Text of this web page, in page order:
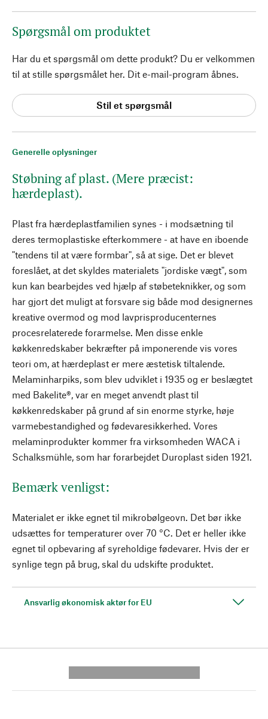
Generelle oplysninger
Støbning af plast. (Mere præcist:
hærdeplast).
Plast fra hærdeplastfamilien synes - i modsætning til
deres termoplastiske efterkommere - at have en iboende
"tendens til at være formbar", så at sige. Det er blevet
foreslået, at det skyldes materialets "jordiske vægt", som
kun kan bearbejdes ved hjælp af støbeteknikker, og som
har gjort det muligt at forsvare sig både mod designernes
kreative overmod og mod lavprisproducenternes
procesrelaterede forarmelse. Men disse enkle
køkkenredskaber bekræfter på imponerende vis vores
teori om, at hærdeplast er mere æstetisk tiltalende.
Melaminharpiks, som blev udviklet i 1935 og er beslægtet
med Bakelite®, var en meget anvendt plast til
køkkenredskaber på grund af sin enorme styrke, høje
varmebestandighed og fødevaresikkerhed. Vores
melaminprodukter kommer fra virksomheden WACA i
Schalksmühle, som har forarbejdet Duroplast siden 1921.
Bemærk venligst:
Materialet er ikke egnet til mikrobølgeovn. Det bør ikke
udsættes for temperaturer over 70 °C. Det er heller ikke
egnet til opbevaring af syreholdige fødevarer. Hvis der er
synlige tegn på brug, skal du udskifte produktet.
Ansvarlig økonomisk aktør for EU
Spørgsmål om produktet
Har du et spørgsmål om dette produkt? Du er velkommen
til at stille spørgsmålet her. Dit e-mail-program åbnes.
Stil et spørgsmål